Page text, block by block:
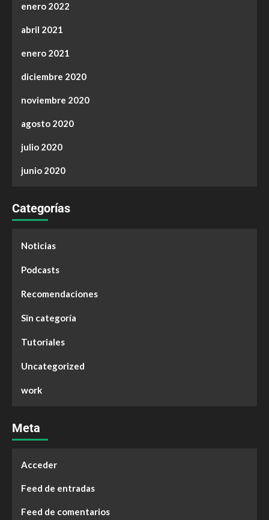
enero 2022
abril 2021
enero 2021
diciembre 2020
noviembre 2020
agosto 2020
julio 2020
junio 2020
Categorías
Noticias
Podcasts
Recomendaciones
Sin categoría
Tutoriales
Uncategorized
work
Meta
Acceder
Feed de entradas
Feed de comentarios